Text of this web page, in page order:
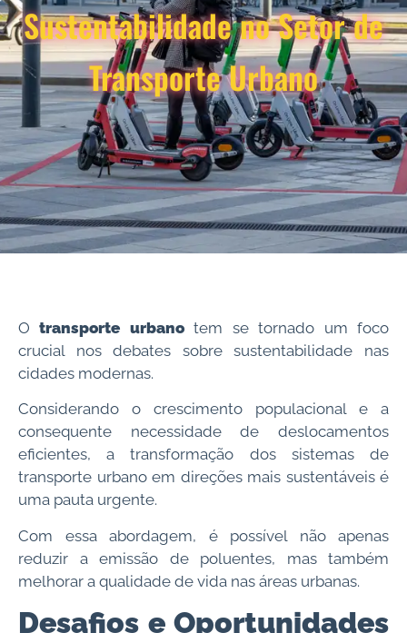
Sustentabilidade no Setor de
Transporte Urbano
Otransporte urbanotem se tornado um foco
crucial nos debates sobre sustentabilidade nas
cidades modernas.
Considerando o crescimento populacional e a
consequente necessidade de deslocamentos
eficientes, a transformação dos sistemas de
transporte urbano em direções mais sustentáveis é
uma pauta urgente.
Com essa abordagem, é possível não apenas
reduzir a emissão de poluentes, mas também
melhorar a qualidade de vida nas áreas urbanas.
Desafios e Oportunidades